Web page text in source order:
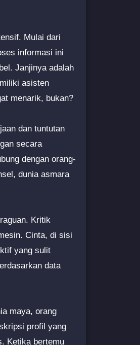
Mulai dari
informasi ini
Janjinya adalah
asisten
menarik, bukan?
dan tuntutan
secara
dengan orang-
dunia asmara
Kritik
Cinta, di sisi
yang sulit
data
maya, orang
profil yang
Ketika bertemu